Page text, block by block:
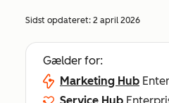
Sidst opdateret: 2 april 2026
Gælder for:
Marketing Hub